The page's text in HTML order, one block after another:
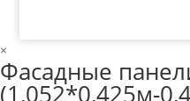
×
Фасадные
(1,052*0,425м-